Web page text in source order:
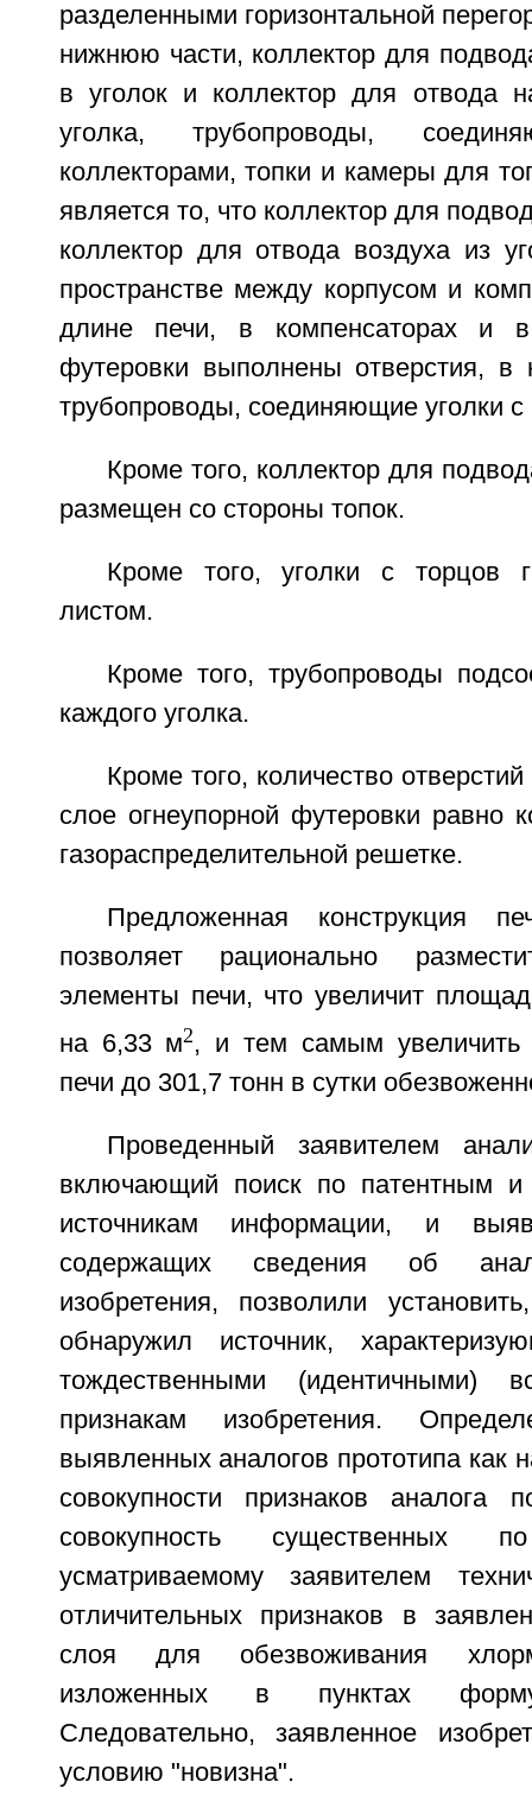
разделенными горизонтальной
нижнюю части, коллектор для
в уголок и коллектор для отвода
уголка, трубопроводы,
коллекторами, топки и камеры для
является то, что коллектор для
коллектор для отвода воздуха из
пространстве между корпусом и
длине печи, в компенсаторах и в
футеровки выполнены отверстия, в
трубопроводы, соединяющие уголки с
Кроме того, коллектор для
размещен со стороны топок.
Кроме того, уголки с торцов
листом.
Кроме того, трубопроводы
каждого уголка.
Кроме того, количество
слое огнеупорной футеровки равно
газораспределительной решетке.
Предложенная конструкция
позволяет рационально
элементы печи, что увеличит
на 6,33 м2, и тем самым увеличить
печи до 301,7 тонн в сутки
Проведенный заявителем
включающий поиск по патентным и
источникам информации, и
содержащих сведения об
изобретения, позволили
обнаружил источник,
тождественными (идентичными)
признакам изобретения.
выявленных аналогов прототипа как
совокупности признаков аналога
совокупность
усматриваемому заявителем
отличительных признаков в
слоя для обезвоживания
изложенных в пунктах
Следовательно, заявленное
условию "новизна".